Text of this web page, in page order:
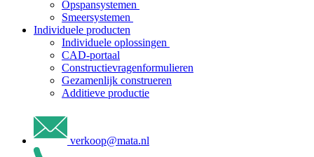
Opspansystemen
Smeersystemen
Individuele producten
Individuele oplossingen
CAD-portaal
Constructievragenformulieren
Gezamenlijk construeren
Additieve productie
verkoop@mata.nl